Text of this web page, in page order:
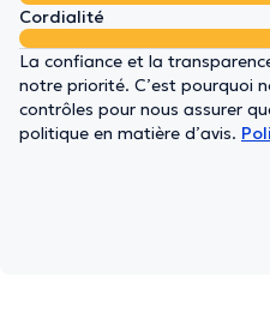
Cordialité
La confiance et la
notre priorité. C’est pourquoi
contrôles pour nous assurer
politique en matière d’avis.